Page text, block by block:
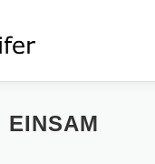
EINSAM